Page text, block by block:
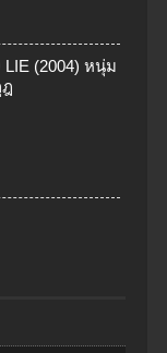
LIE (2004) หนุ่ม